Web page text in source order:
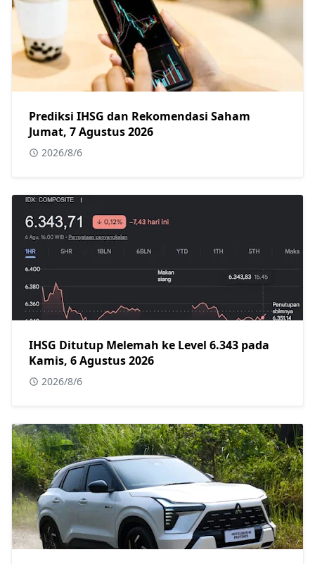
Prediksi IHSG dan Rekomendasi Saham
Jumat, 7 Agustus 2026
2026/8/6
IHSG Ditutup Melemah ke Level 6.343 pada
Kamis, 6 Agustus 2026
2026/8/6